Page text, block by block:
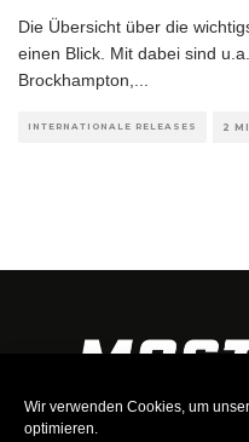
Wir verwenden Cookies, um
optimieren.
Die Übersicht über die
einen Blick. Mit dabei sind
Brockhampton,
INTERNATIONALE RELEASES 2